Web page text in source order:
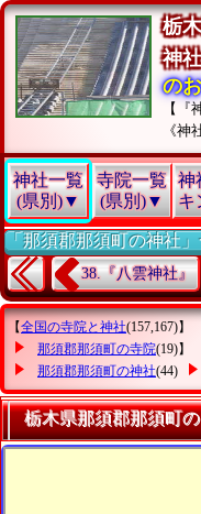
栃
神
の
【『
《神
神社一覧
(県別)▼
寺院一覧
(県別)▼
神
キ
「那須郡那須町の神社
38.『八雲神社』
【全国の寺院と神社(157,167)】
那須郡那須町の寺院(19)】
那須郡那須町の神社(44)
栃木県那須郡那須町